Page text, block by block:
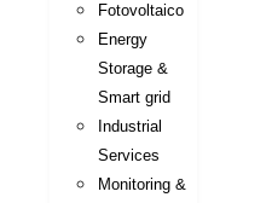
Fotovoltaico
Energy
Storage &
Smart grid
Industrial
Services
Monitoring &